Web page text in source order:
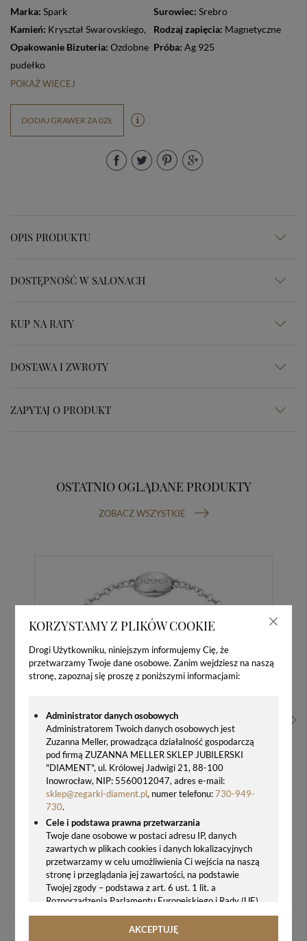
KORZYSTAMY Z PLIKÓW COOKIE
Drogi Użytkowniku, niniejszym informujemy Cię, że
przetwarzamy Twoje dane osobowe. Zanim wejdziesz na naszą
stronę, zapoznaj się proszę z poniższymi informacjami:
Administrator danych osobowych
Administratorem Twoich danych osobowych jest
Zuzanna Meller, prowadząca działalność gospodarczą
pod firmą ZUZANNA MELLER SKLEP JUBILERSKI
"DIAMENT", ul. Królowej Jadwigi 21, 88-100
Inowrocław, NIP: 5560012047, adres e-mail:
sklep@zegarki-diament.pl, numer telefonu:730-949-
730.
Cele i podstawa prawna przetwarzania
Twoje dane osobowe w postaci adresu IP, danych
zawartych w plikach cookies i danych lokalizacyjnych
przetwarzamy w celu umożliwienia Ci wejścia na naszą
stronę i przeglądania jej zawartości, na podstawie
Twojej zgody – podstawa z art. 6 ust. 1 lit. a
Rozporządzenia Parlamentu Europejskiego i Rady (UE)
2016/679 z 27.04.2016 r. w sprawie ochrony osób
fizycznych w związku z przetwarzaniem danych
AKCEPTUJĘ
Marka: Spark Surowiec: Srebro
Kamień: Kryształ Swarovskiego, Rodzaj zapięcia: Magnetyczne
Opakowanie Bizuteria: Ozdobne
pudełko
Próba: Ag 925
POKAŻ WIĘCEJ
DODAJ GRAWER ZA 0ZŁ
OPIS PRODUKTU
DOSTĘPNOŚĆ W SALONACH
KUP NA RATY
DOSTAWA I ZWROTY
ZAPYTAJ O PRODUKT
OSTATNIO OGLĄDANE PRODUKTY
ZOBACZ WSZYSTKIE
329,00 zł